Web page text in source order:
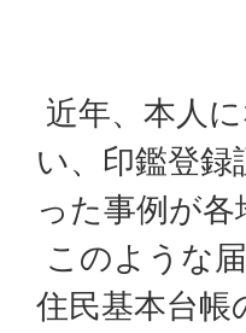
近年、本人
い、印鑑登
った事例が
このような
住民基本台帳